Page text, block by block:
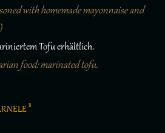
with homemade mayonnaise and
Tofu erhältlich.
food: marinated tofu.
B